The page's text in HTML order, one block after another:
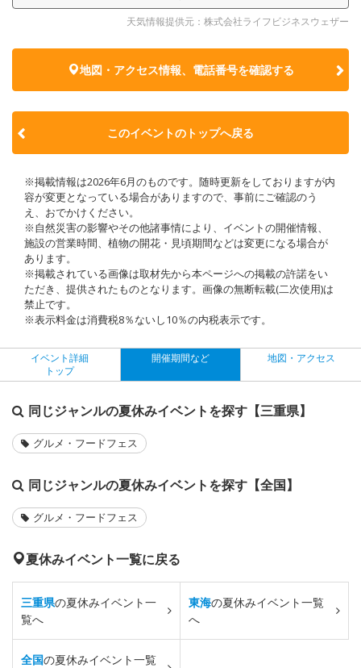
天気情報提供元：株式会社ライフビジネスウェザー
地図・アクセス情報、電話番号を確認する
このイベントのトップへ戻る
※掲載情報は2026年6月のものです。随時更新をしておりますが内
容が変更となっている場合がありますので、事前にご確認のう
え、おでかけください。
※自然災害の影響やその他諸事情により、イベントの開催情報、
施設の営業時間、植物の開花・見頃期間などは変更になる場合が
あります。
※掲載されている画像は取材先から本ページへの掲載の許諾をい
ただき、提供されたものとなります。画像の無断転載(二次使用)は
禁止です。
※表示料金は消費税8％ないし10％の内税表示です。
イベント詳細
トップ
開催期間など 地図・アクセス
同じジャンルの夏休みイベントを探す【三重県】
グルメ・フードフェス
同じジャンルの夏休みイベントを探す【全国】
グルメ・フードフェス
夏休みイベント一覧に戻る
三重県の夏休みイベント一
覧へ
東海の夏休みイベント一覧
へ
全国の夏休みイベント一覧